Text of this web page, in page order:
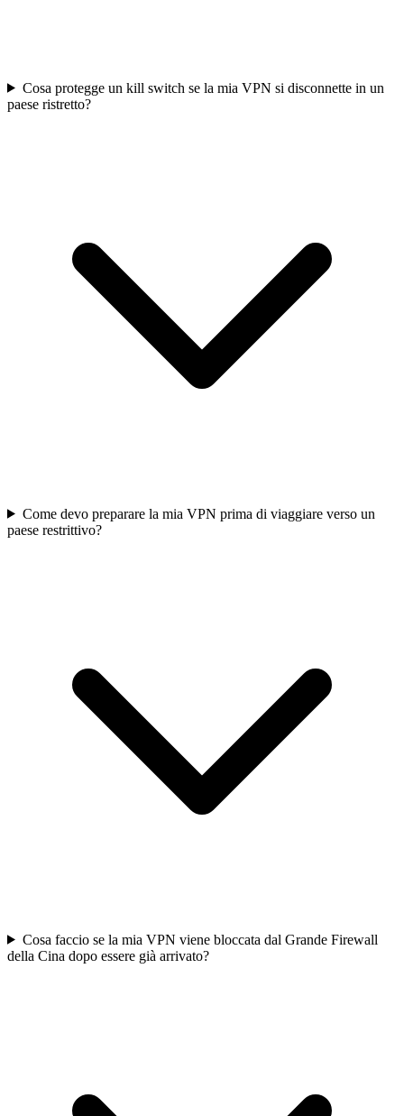
Cosa protegge un kill switch se la mia VPN si disconnette in un
paese ristretto?
Come devo preparare la mia VPN prima di viaggiare verso un
paese restrittivo?
Cosa faccio se la mia VPN viene bloccata dal Grande Firewall
della Cina dopo essere già arrivato?